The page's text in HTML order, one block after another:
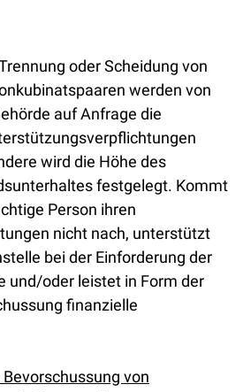
oder Scheidung von
werden von
auf Anfrage die
wird die Höhe des
festgelegt. Kommt
Person ihren
nicht nach, unterstützt
bei der Einforderung der
und/oder leistet in Form der
finanzielle
von